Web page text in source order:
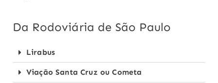
Da Rodoviária de São Paulo
Lirabus
Viação Santa Cruz ou Cometa